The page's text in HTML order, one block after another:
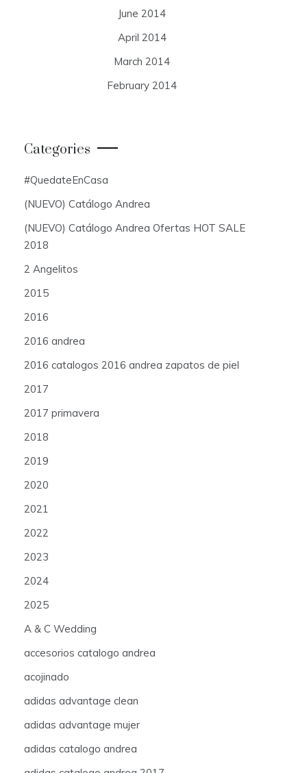
June 2014
April 2014
March 2014
February 2014
Categories
#QuedateEnCasa
(NUEVO) Catálogo Andrea
(NUEVO) Catálogo Andrea Ofertas HOT SALE
2018
2 Angelitos
2015
2016
2016 andrea
2016 catalogos 2016 andrea zapatos de piel
2017
2017 primavera
2018
2019
2020
2021
2022
2023
2024
2025
A & C Wedding
accesorios catalogo andrea
acojinado
adidas advantage clean
adidas advantage mujer
adidas catalogo andrea